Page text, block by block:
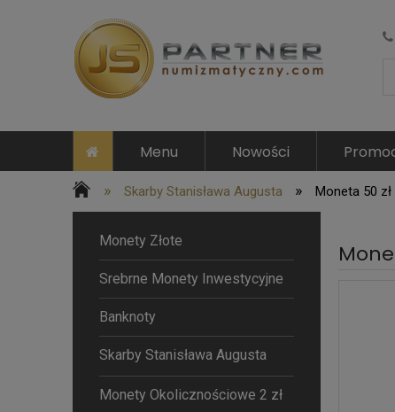
Menu Nowości
» Skarby Stanisława Augusta » Moneta 50
Monety Złote
Srebrne Monety Inwestycyjne
Banknoty
Skarby Stanisława Augusta
Monety Okolicznościowe 2 zł